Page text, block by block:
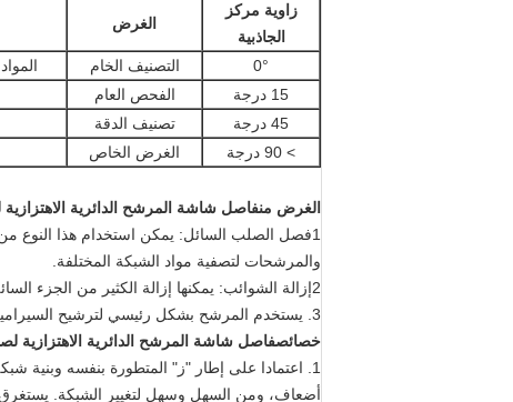
زاوية مركز
الجاذبية
الغرض
0° التصنيف الخام
15 درجة
الفحص العام
45 درجة
تصنيف الدقة
> 90 درجة
الغرض الخاص
الغرض منفاصل شاشة المرشح الدائرية الاهتزازية
1فصل الصلب السائل: يمكن استخدام هذا النوع
والمرشحات لتصفية مواد الشبكة المختلفة.
2إزالة الشوائب: يمكنها إزالة الكثير من الجزء السائل من المواد المختلفة بأحجام مختلفة، ويفصل بسرعة.
3. يستخدم المرشح بشكل رئيسي لترشيح السيراميكية السائل في الوقت الأول. والآن، فإنه يستخدم على نطاق واسع لترشيح عالية الانتاجية.
خصائصفاصل شاشة المرشح الدائرية الاهتزازية
1. اعتمادا على إطار "ز" المتطورة بنفسه وبنية
أضعاف، ومن السهل وسهل لتغيير الشبكة. يستغرق فقط 3 ~ 5